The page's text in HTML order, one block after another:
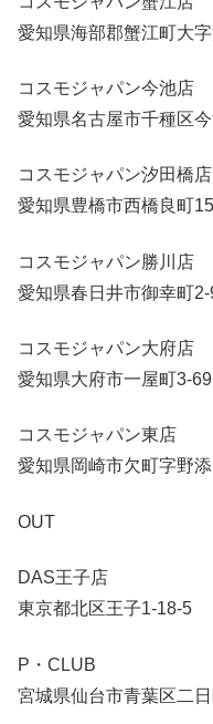
愛知県海部郡蟹江町大
コスモジャパン今池店
愛知県名古屋市千種区
コスモジャパン汐田橋店
愛知県豊橋市西橋良町15
コスモジャパン勝川店
愛知県春日井市御幸町2-
コスモジャパン大府店
愛知県大府市一屋町3-69
コスモジャパン東店
愛知県岡崎市欠町字野
OUT
DAS王子店
東京都北区王子1-18-5
P・CLUB
宮城県仙台市青葉区二